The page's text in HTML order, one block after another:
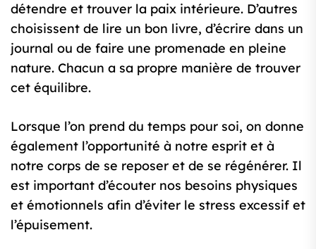
détendre et trouver la paix intérieure. D’autres
choisissent de lire un bon livre, d’écrire dans un
journal ou de faire une promenade en pleine
nature. Chacun a sa propre manière de trouver
cet équilibre.
Lorsque l’on prend du temps pour soi, on donne
également l’opportunité à notre esprit et à
notre corps de se reposer et de se régénérer. Il
est important d’écouter nos besoins physiques
et émotionnels afin d’éviter le stress excessif et
l’épuisement.